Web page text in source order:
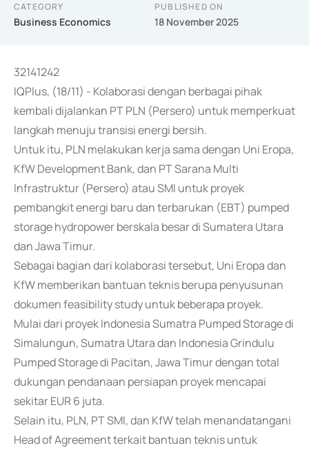
CATEGORY
Business Economics
PUBLISHED ON
18 November 2025
32141242
IQPlus, (18/11) - Kolaborasi dengan berbagai pihak
kembali dijalankan PT PLN (Persero) untuk memperkuat
langkah menuju transisi energi bersih.
Untuk itu, PLN melakukan kerja sama dengan Uni Eropa,
KfW Development Bank, dan PT Sarana Multi
Infrastruktur (Persero) atau SMI untuk proyek
pembangkit energi baru dan terbarukan (EBT) pumped
storage hydropower berskala besar di Sumatera Utara
dan Jawa Timur.
Sebagai bagian dari kolaborasi tersebut, Uni Eropa dan
KfW memberikan bantuan teknis berupa penyusunan
dokumen feasibility study untuk beberapa proyek.
Mulai dari proyek Indonesia Sumatra Pumped Storage di
Simalungun, Sumatra Utara dan Indonesia Grindulu
Pumped Storage di Pacitan, Jawa Timur dengan total
dukungan pendanaan persiapan proyek mencapai
sekitar EUR 6 juta.
Selain itu, PLN, PT SMI, dan KfW telah menandatangani
Head of Agreement terkait bantuan teknis untuk